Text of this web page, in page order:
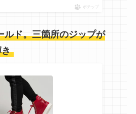
ポチップ
ルド。三箇所のジップが